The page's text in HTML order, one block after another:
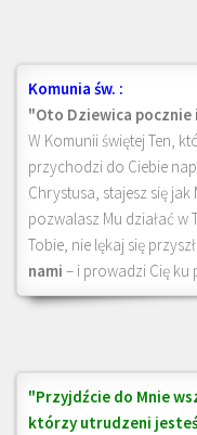
Komunia św. :
"Oto Dziewica pocznie
W Komunii świętej Ten,
przychodzi do Ciebie
Chrystusa, stajesz się
pozwalasz Mu działać w
Tobie, nie lękaj się
nami – i prowadzi Cię ku
"Przyjdźcie do Mnie
którzy utrudzeni